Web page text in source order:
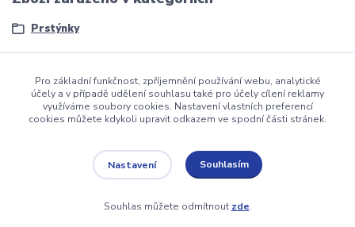
Prstýnky
dmznamky.cz
Upravit sběr cookies.
Vytvořeno na Eshop-rychle.cz
Pro základní funkčnost, zpříjemnění používání webu, analytické
účely a v případě udělení souhlasu také pro účely cílení reklamy
využíváme soubory cookies. Nastavení vlastních preferencí
cookies můžete kdykoli upravit odkazem ve spodní části stránek.
Nastavení Souhlasím
Souhlas můžete odmítnout zde.